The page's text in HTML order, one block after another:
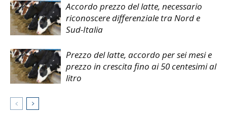
Accordo prezzo del latte, necessario
riconoscere differenziale tra Nord e
Sud-Italia
Prezzo del latte, accordo per sei mesi e
prezzo in crescita fino ai 50 centesimi al
litro